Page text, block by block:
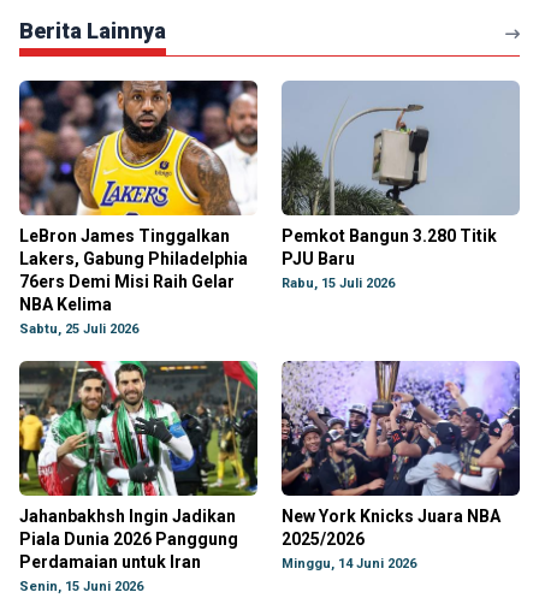
Berita Lainnya
LeBron James Tinggalkan
Lakers, Gabung Philadelphia
76ers Demi Misi Raih Gelar
NBA Kelima
Sabtu, 25 Juli 2026
Pemkot Bangun 3.280 Titik
PJU Baru
Rabu, 15 Juli 2026
Jahanbakhsh Ingin Jadikan
Piala Dunia 2026 Panggung
Perdamaian untuk Iran
Senin, 15 Juni 2026
New York Knicks Juara NBA
2025/2026
Minggu, 14 Juni 2026